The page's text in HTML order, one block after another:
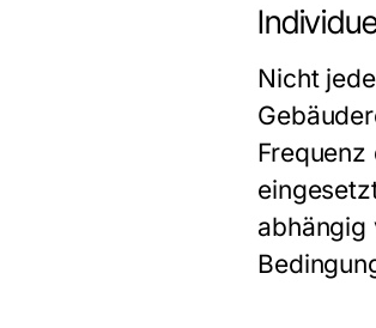
Nicht
abhängig